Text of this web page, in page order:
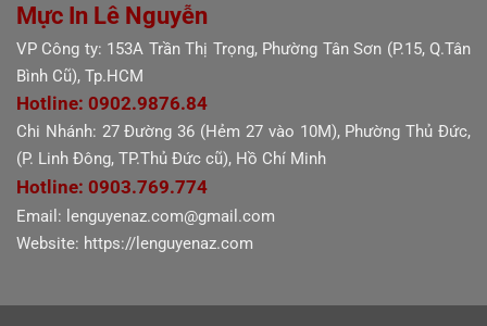
Mực In Lê Nguyễn
VP Công ty: 153A Trần Thị Trọng, Phường Tân Sơn (P.15, Q.Tân
Bình Cũ), Tp.HCM
Hotline: 0902.9876.84
Chi Nhánh: 27 Đường 36 (Hẻm 27 vào 10M), Phường Thủ Đức,
(P. Linh Đông, TP.Thủ Đức cũ), Hồ Chí Minh
Hotline: 0903.769.774
Email: lenguyenaz.com@gmail.com
Website: https://lenguyenaz.com